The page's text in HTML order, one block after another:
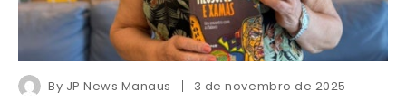
By JP News Manaus 3 de novembro de 2025